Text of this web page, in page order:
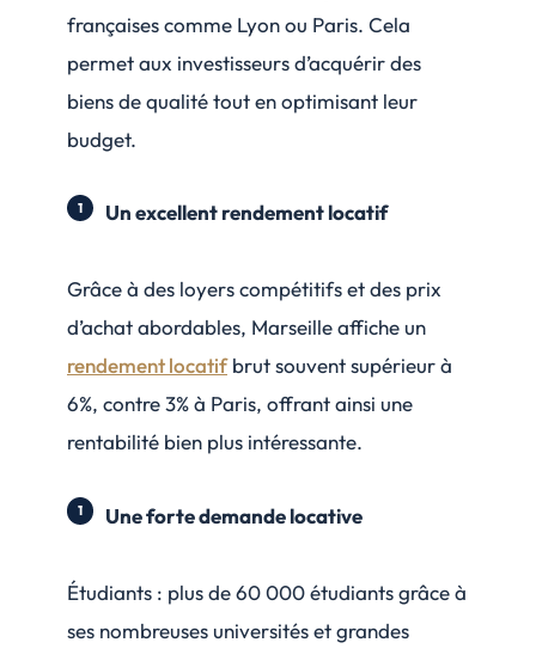
françaises comme Lyon ou Paris. Cela
permet aux investisseurs d’acquérir des
biens de qualité tout en optimisant leur
budget.
Un excellent rendement locatif
Grâce à des loyers compétitifs et des prix
d’achat abordables, Marseille affiche un
rendement locatifbrut souvent supérieur à
6%, contre 3% à Paris, offrant ainsi une
rentabilité bien plus intéressante.
Une forte demande locative
Étudiants : plus de 60 000 étudiants grâce à
ses nombreuses universités et grandes